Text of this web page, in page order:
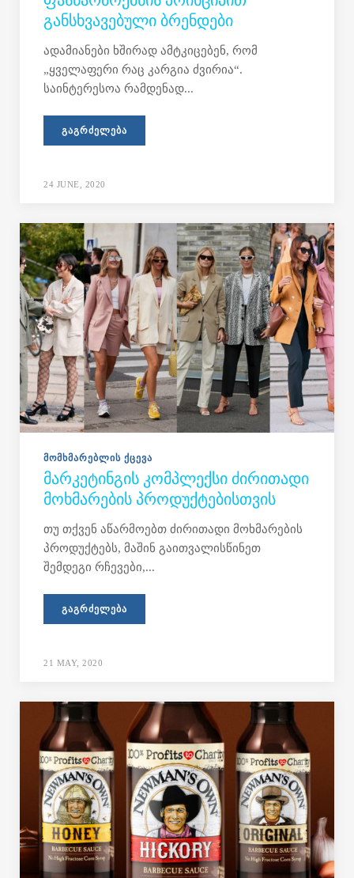
ᲒᲐᲜᲡᲮᲕᲐᲕᲔᲑᲣᲚᲘ ᲑᲠᲔᲜᲓᲔᲑᲘ
ადამიანები ხშირად ამტკიცებენ, რომ
„ყველაფერი რაც კარგია ძვირია“.
საინტერესოა რამდენად...
ᲒᲐᲒᲠᲫᲔᲚᲔᲑᲐ
24 JUNE, 2020
ᲛᲝᲛᲮᲛᲐᲠᲔᲑᲚᲘᲡ ᲥᲪᲔᲕᲐ
ᲛᲐᲠᲙᲔᲢᲘᲜᲒᲘᲡ ᲙᲝᲛᲞᲚᲔᲥᲡᲘ ᲫᲘᲠᲘᲗᲐᲓᲘ
ᲛᲝᲮᲛᲐᲠᲔᲑᲘᲡ ᲞᲠᲝᲓᲣᲥᲢᲔᲑᲘᲡᲗᲕᲘᲡ
თუ თქვენ აწარმოებთ ძირითადი მოხმარების
პროდუქტებს, მაშინ გაითვალისწინეთ
შემდეგი რჩევები,...
ᲒᲐᲒᲠᲫᲔᲚᲔᲑᲐ
21 MAY, 2020